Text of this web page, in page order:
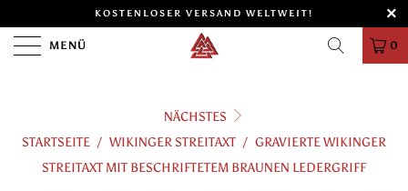
KOSTENLOSER VERSAND WELTWEIT!
MENÜ 0
NÄCHSTES
STARTSEITE / WIKINGER STREITAXT / GRAVIERTE WIKINGER
STREITAXT MIT BESCHRIFTETEM BRAUNEN LEDERGRIFF